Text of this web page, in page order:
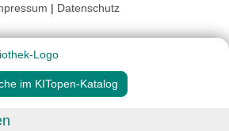
| Datenschutz
im KITopen-Katalog